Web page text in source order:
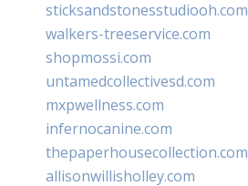
sticksandstonesstudiooh.com
walkers-treeservice.com
shopmossi.com
untamedcollectivesd.com
mxpwellness.com
infernocanine.com
thepaperhousecollection.com
allisonwillisholley.com